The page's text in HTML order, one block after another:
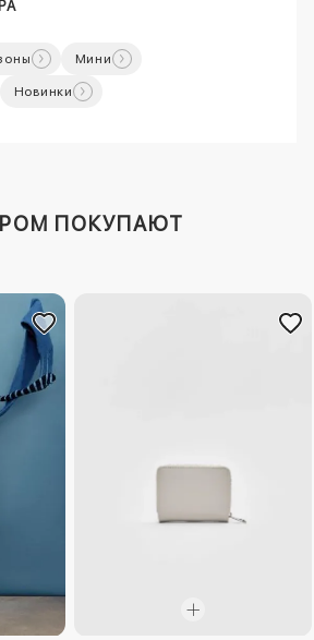
Мини
Новинки
ПОКУПАЮТ